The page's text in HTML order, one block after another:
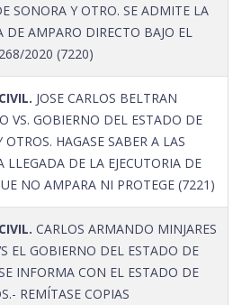
SONORA Y OTRO. SE ADMITE LA
DE AMPARO DIRECTO BAJO EL
2020 (7220)
JOSE CARLOS BELTRAN
VS. GOBIERNO DEL ESTADO DE
OTROS. HAGASE SABER A LAS
LLEGADA DE LA EJECUTORIA DE
NO AMPARA NI PROTEGE (7221)
CARLOS ARMANDO MINJARES
EL GOBIERNO DEL ESTADO DE
INFORMA CON EL ESTADO DE
REMÍTASE COPIAS